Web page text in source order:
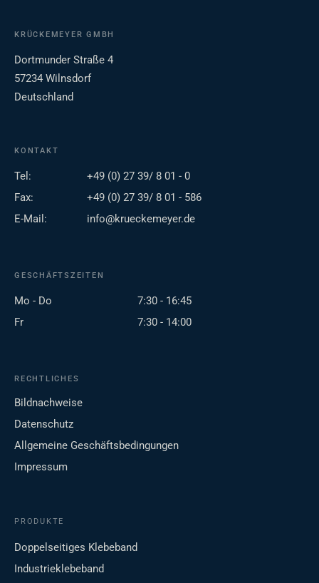
KRÜCKEMEYER GMBH
Dortmunder Straße 4
57234 Wilnsdorf
Deutschland
KONTAKT
Tel:
+49 (0) 27 39/ 8 01 - 0
Fax:
+49 (0) 27 39/ 8 01 - 586
E-Mail:
info@krueckemeyer.de
GESCHÄFTSZEITEN
Mo - Do
7:30 - 16:45
Fr
7:30 - 14:00
RECHTLICHES
Bildnachweise
Datenschutz
Allgemeine Geschäftsbedingungen
Impressum
PRODUKTE
Doppelseitiges Klebeband
Industrieklebeband